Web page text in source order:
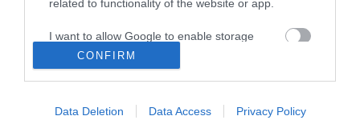
related to functionality of the website or app.
I want to allow Google to enable storage
related to personalization.
I want to allow Google to enable storage
related to security, including authentication
functionality and fraud prevention, and other
CONFIRM
Data Deletion Data Access Privacy Policy
top cikkek:
Nem is olyan egészséges a népszerű banán?
top fórum témák:
Tanár Úr gyere, mindjárt lesz Lillád!
2022.05.10 21:11